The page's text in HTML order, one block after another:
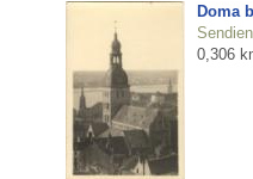
Doma
0,306